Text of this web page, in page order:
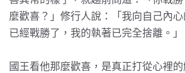
麼歡喜？」修行人說：「我向自己內
已經戰勝了，我的執著已完全捨離。」
國王看他那麼歡喜，是真正打從心裡